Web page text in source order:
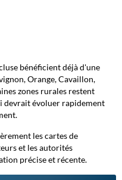
bénéficient déjà d'une
Orange, Cavaillon,
zones rurales restent
devrait évoluer rapidement
les cartes de
et les autorités
précise et récente.